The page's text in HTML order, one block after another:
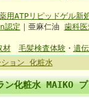
用ATPリピッドゲル新
認定 ｜亜麻仁油 歯科医
材 毛髪検査体験・ 遺
ション 化粧水
化粧水 MAIKO